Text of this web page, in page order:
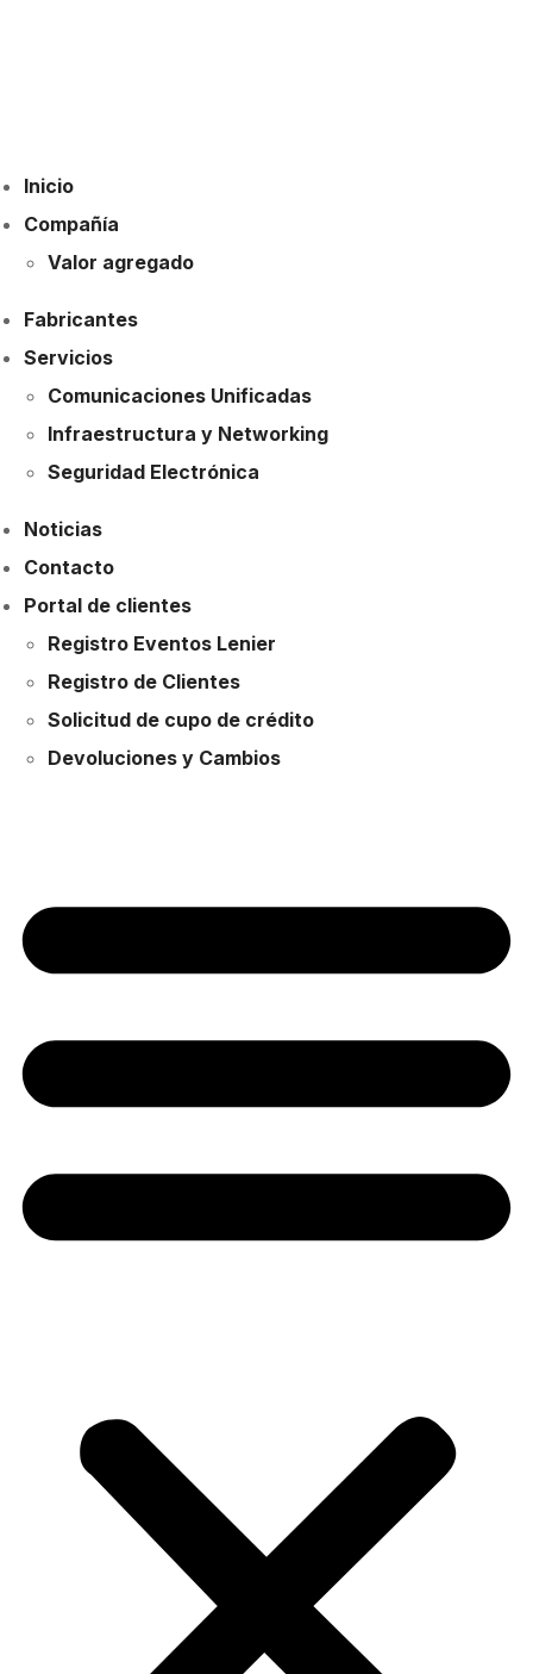
Inicio
Compañía
Valor agregado
Fabricantes
Servicios
Comunicaciones Unificadas
Infraestructura y Networking
Seguridad Electrónica
Noticias
Contacto
Portal de clientes
Registro Eventos Lenier
Registro de Clientes
Solicitud de cupo de crédito
Devoluciones y Cambios